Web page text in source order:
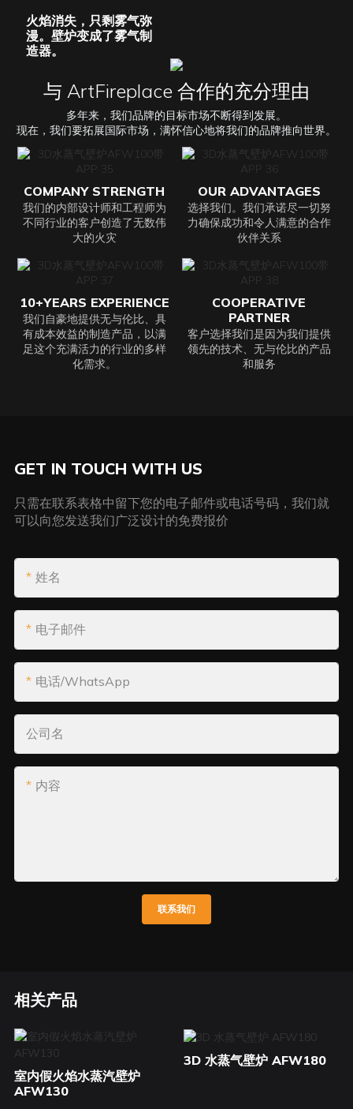
火焰消失，只剩雾气弥
漫。壁炉变成了雾气制
造器。
与 ArtFireplace 合作的充分理由
多年来，我们品牌的目标市场不断得到发展。
现在，我们要拓展国际市场，满怀信心地将我们的品牌推向世界。
COMPANY STRENGTH
我们的内部设计师和工程师为
不同行业的客户创造了无数伟
大的火灾
OUR ADVANTAGES
选择我们。我们承诺尽一切努
力确保成功和令人满意的合作
伙伴关系
10+YEARS EXPERIENCE
我们自豪地提供无与伦比、具
有成本效益的制造产品，以满
足这个充满活力的行业的多样
化需求。
COOPERATIVE
PARTNER
客户选择我们是因为我们提供
领先的技术、无与伦比的产品
和服务
GET IN TOUCH WITH US
只需在联系表格中留下您的电子邮件或电话号码，我们就
可以向您发送我们广泛设计的免费报价
姓名
电子邮件
电话/WhatsApp
公司名
内容
联系我们
相关产品
室内假火焰水蒸汽壁炉
AFW130
3D 水蒸气壁炉 AFW180